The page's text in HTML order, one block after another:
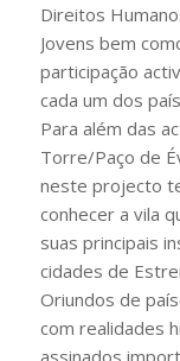
Direitos
Jovens bem
participação
cada um dos
Para além das
Torre/Paço de
neste projecto
conhecer a vila
suas principais
cidades de
Oriundos de
com realidades
assinados